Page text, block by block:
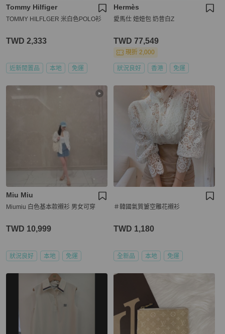
Tommy Hilfiger
TOMMY HILFLGER 米白色POLO衫
TWD 2,333
近新閒置品 本地 免運
Hermès
愛馬仕 妞妞包 奶昔白Z
TWD 77,549
現折 2,000
狀況良好 香港 免運
Miu Miu
Miumiu 白色基本款襯衫 男女可穿
TWD 10,999
狀況良好 本地 免運
＃韓國氣質簍空雕花襯衫
TWD 1,180
全新品 本地 免運